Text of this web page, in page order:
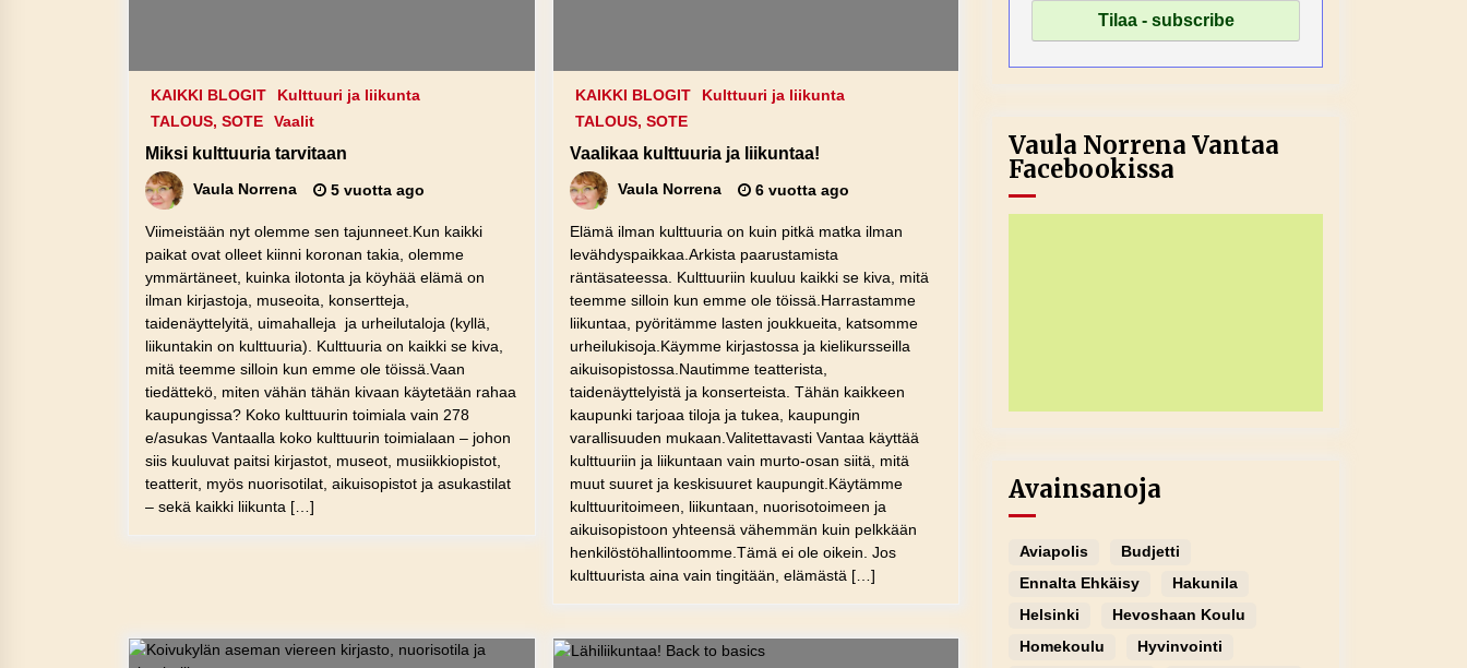
KAIKKI BLOGIT
Kulttuuri ja liikunta
TALOUS, SOTE
Vaalit
Miksi kulttuuria tarvitaan
Vaula Norrena 5 vuotta ago
Viimeistään nyt olemme sen tajunneet.Kun kaikki
paikat ovat olleet kiinni koronan takia, olemme
ymmärtäneet, kuinka ilotonta ja köyhää elämä on
ilman kirjastoja, museoita, konsertteja,
taidenäyttelyitä, uimahalleja ja urheilutaloja (kyllä,
liikuntakin on kulttuuria). Kulttuuria on kaikki se kiva,
mitä teemme silloin kun emme ole töissä.Vaan
tiedättekö, miten vähän tähän kivaan käytetään rahaa
kaupungissa? Koko kulttuurin toimiala vain 278
e/asukas Vantaalla koko kulttuurin toimialaan – johon
siis kuuluvat paitsi kirjastot, museot, musiikkiopistot,
teatterit, myös nuorisotilat, aikuisopistot ja asukastilat
– sekä kaikki liikunta […]
KAIKKI BLOGIT
Kulttuuri ja liikunta
TALOUS, SOTE
Vaalikaa kulttuuria ja liikuntaa!
Vaula Norrena 6 vuotta ago
Elämä ilman kulttuuria on kuin pitkä matka ilman
levähdyspaikkaa.Arkista paarustamista
räntäsateessa. Kulttuuriin kuuluu kaikki se kiva, mitä
teemme silloin kun emme ole töissä.Harrastamme
liikuntaa, pyöritämme lasten joukkueita, katsomme
urheilukisoja.Käymme kirjastossa ja kielikursseilla
aikuisopistossa.Nautimme teatterista,
taidenäyttelyistä ja konserteista. Tähän kaikkeen
kaupunki tarjoaa tiloja ja tukea, kaupungin
varallisuuden mukaan.Valitettavasti Vantaa käyttää
kulttuuriin ja liikuntaan vain murto-osan siitä, mitä
muut suuret ja keskisuuret kaupungit.Käytämme
kulttuuritoimeen, liikuntaan, nuorisotoimeen ja
aikuisopistoon yhteensä vähemmän kuin pelkkään
henkilöstöhallintoomme.Tämä ei ole oikein. Jos
kulttuurista aina vain tingitään, elämästä […]
Vaula Norrena Vantaa
Facebookissa
Avainsanoja
Aviapolis
Budjetti
Ennalta Ehkäisy
Hakunila
Helsinki
Hevoshaan Koulu
Homekoulu
Hyvinvointi